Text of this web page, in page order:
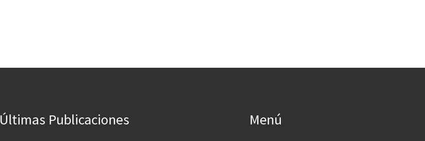
Últimas Publicaciones Menú